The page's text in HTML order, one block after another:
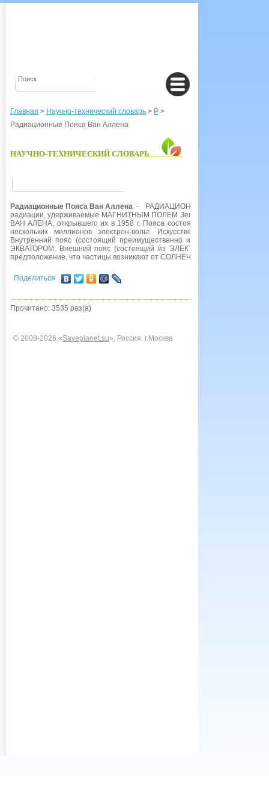
Главная > Научно-технический словарь > Р >
Радиационные Пояса Ван Аллена
НАУЧНО-ТЕХНИЧЕСКИЙ СЛОВАРЬ
Радиационные Пояса Ван Аллена - РАДИАЦИОННЫЕ ПОЯСА ВАН
радиации, удерживаемые МАГНИТНЫМ ПОЛЕМ Земли в верхних слоях
ВАН АЛЕНА, открывшего их в 1958 г. Пояса состоят из заряженных
нескольких миллионов электрон-вольт. Искусственные спутники
Внутренний пояс (состоящий преимущественно из ПРОТОНОВ)
ЭКВАТОРОМ. Внешний пояс (состоящий из ЭЛЕКТРОНОВ) - от около
предположение, что частицы возникают от СОЛНЕЧНЫХ ВСПЫШЕК и
Поделиться
Прочитано: 3535 раз(а)
© 2008-2026 «Saveplanet.su», Россия, г.Москва